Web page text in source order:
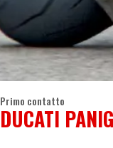
Primo contatto
DUCATI